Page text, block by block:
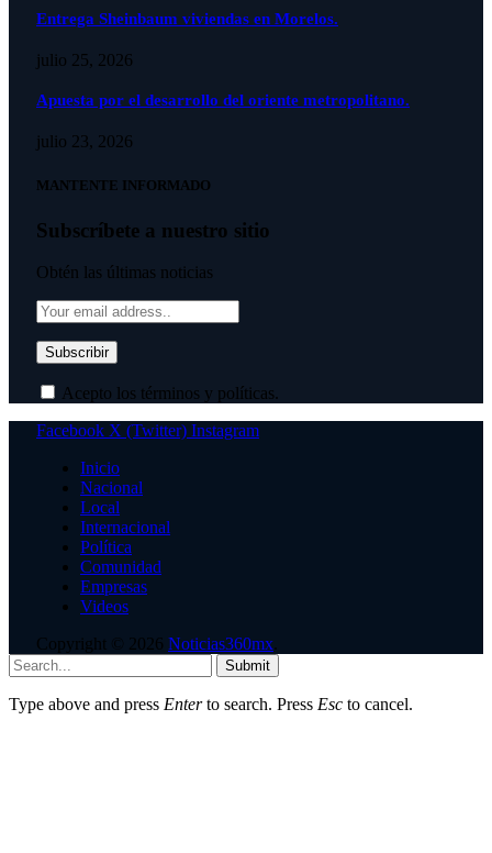
Entrega Sheinbaum viviendas en Morelos.
julio 25, 2026
Apuesta por el desarrollo del oriente metropolitano.
julio 23, 2026
MANTENTE INFORMADO
Subscríbete a nuestro sitio
Obtén las últimas noticias
Acepto los términos y políticas.
Facebook X (Twitter) Instagram
Inicio
Nacional
Local
Internacional
Política
Comunidad
Empresas
Videos
Copyright © 2026 Noticias360mx
Submit
Type above and press Enterto search. Press Esc to cancel.